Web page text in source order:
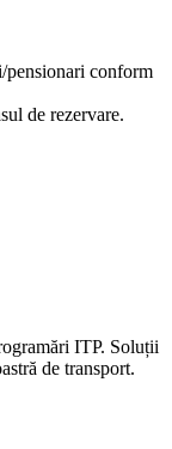
pensionari conform
de rezervare.
ITP. Soluții
de transport.